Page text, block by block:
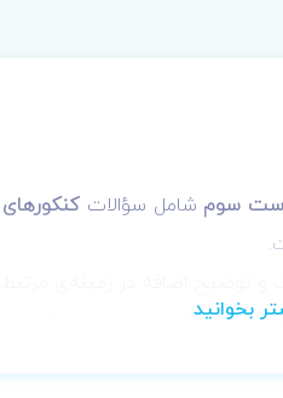
سوم شامل سؤالات کنکورهای سال
با سؤالات و پاسخ‌های آن،